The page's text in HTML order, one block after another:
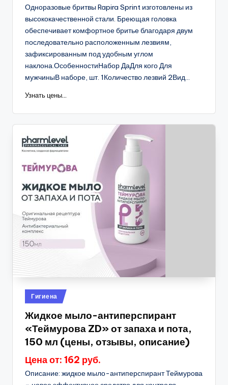
Одноразовые бритвы Rapira Sprint изготовлены из
высококачественной стали. Бреющая головка
обеспечивает комфортное бритье благодаря двум
последовательно расположенным лезвиям,
зафиксированным под удобным углом
наклона.ОсобенностиНабор ДаДля кого Для
мужчиныВ наборе, шт. 1Количество лезвий 2Вид...
Узнать цены...
Опубликовано
в
Гигиена
Жидкое мыло-антиперспирант
«Теймурова ZD» от запаха и пота,
150 мл (цены, отзывы, описание)
Цена от: 162 руб.
Описание: жидкое мыло-антиперспирант Теймурова